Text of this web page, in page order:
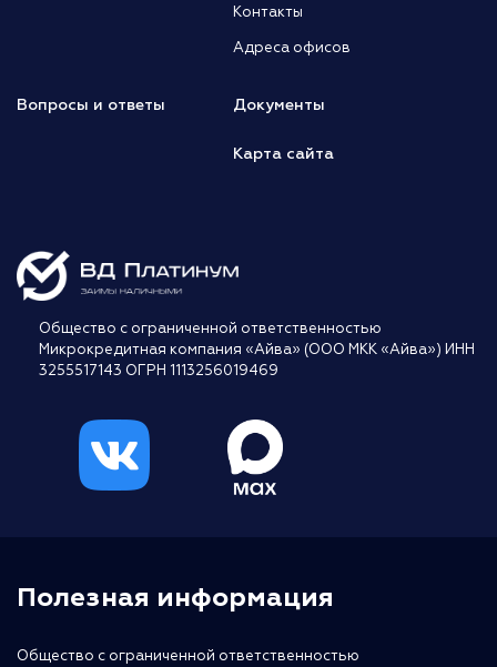
Контакты
Адреса офисов
Вопросы и ответы Документы
Карта сайта
Общество с ограниченной ответственностью
Микрокредитная компания «Айва» (ООО МКК «Айва») ИНН
3255517143 ОГРН 1113256019469
Полезная информация
Общество с ограниченной ответственностью